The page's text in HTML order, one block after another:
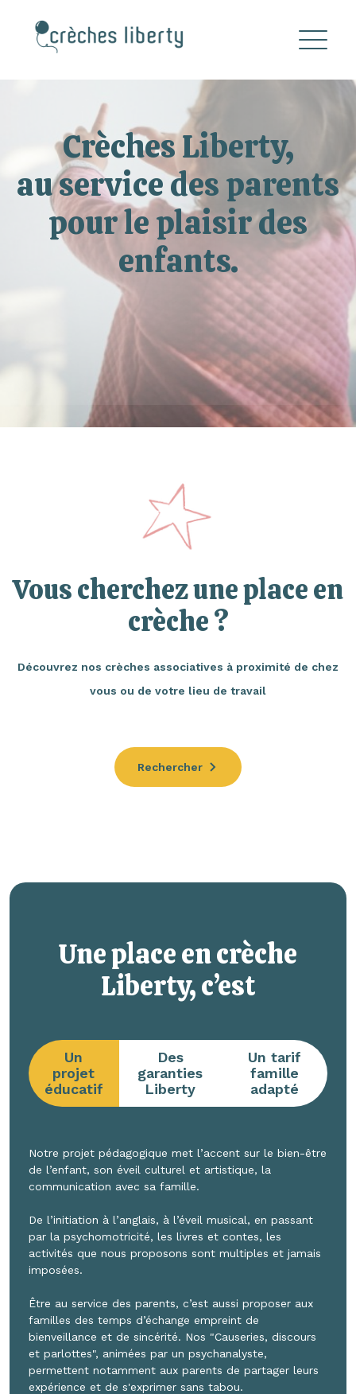
Crèches Liberty,
au service des parents
pour le plaisir des
enfants.
Vous cherchez une place en
crèche ?
Découvrez nos crèches associatives à proximité de chez
vous ou de votre lieu de travail
Rechercher
Une place en crèche
Liberty, c’est
Un
projet
éducatif
Des
garanties
Liberty
Un tarif
famille
adapté
Notre projet pédagogique met l’accent sur le bien-être
de l’enfant, son éveil culturel et artistique, la
communication avec sa famille.
De l’initiation à l’anglais, à l’éveil musical, en passant
par la psychomotricité, les livres et contes, les
activités que nous proposons sont multiples et jamais
imposées.
Être au service des parents, c’est aussi proposer aux
familles des temps d’échange empreint de
bienveillance et de sincérité. Nos "Causeries, discours
et parlottes", animées par un psychanalyste,
permettent notamment aux parents de partager leurs
expérience et de s'exprimer sans tabou.